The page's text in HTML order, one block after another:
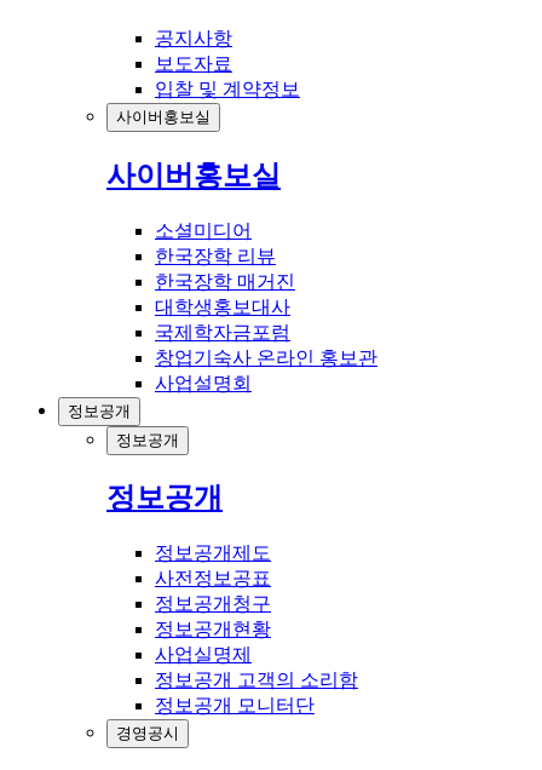
공지사항
보도자료
입찰 및 계약정보
사이버홍보실
사이버홍보실
소셜미디어
한국장학 리뷰
한국장학 매거진
대학생홍보대사
국제학자금포럼
창업기숙사 온라인 홍보관
사업설명회
정보공개
정보공개
정보공개
정보공개제도
사전정보공표
정보공개청구
정보공개현황
사업실명제
정보공개 고객의 소리함
정보공개 모니터단
경영공시